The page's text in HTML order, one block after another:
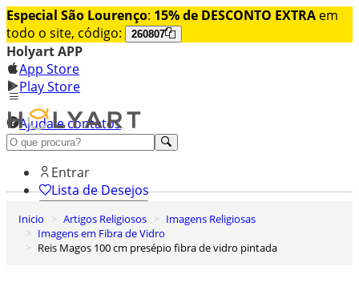
Especial São Lourenço: 15% de DESCONTO EXTRA em
todo o site, código:
260807
Holyart APP
App Store
Play Store
Ajuda e contatos
Conheça premium
Entrar
Lista de Desejos
0
Carrinho de Compras
Inicio Artigos Religiosos
Imagens Religiosas
Imagens em Fibra de Vidro
Reis Magos 100 cm presépio fibra de vidro pintada